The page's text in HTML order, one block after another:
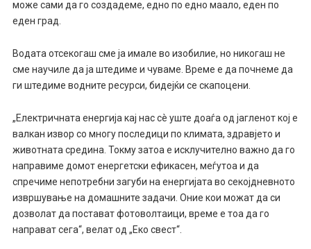
може сами да го создадеме, едно по едно маало, еден по
еден град.
Водата отсекогаш сме ја имале во изобилие, но никогаш не
сме научиле да ја штедиме и чуваме. Време е да почнеме да
ги штедиме водните ресурси, бидејќи се скапоцени.
„Електричната енергија кај нас сè уште доаѓа од јагленот кој е
валкан извор со многу последици по климата, здравјето и
животната средина. Токму затоа е исклучително важно да го
направиме домот енергетски ефикасен, меѓутоа и да
спречиме непотребни загуби на енергијата во секојдневното
извршување на домашните задачи. Оние кои можат да си
дозволат да постават фотоволтаици, време е тоа да го
направат сега“, велат од „Еко свест“.